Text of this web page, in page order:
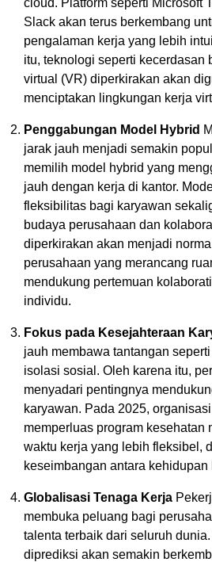
cloud. Platform seperti Microsoft
Slack akan terus berkembang
pengalaman kerja yang lebih
itu, teknologi seperti kecerdasan
virtual (VR) diperkirakan akan
menciptakan lingkungan kerja
Penggabungan Model Hybrid
jarak jauh menjadi semakin
memilih model hybrid yang
jauh dengan kerja di kantor.
fleksibilitas bagi karyawan
budaya perusahaan dan
diperkirakan akan menjadi
perusahaan yang merancang
mendukung pertemuan
individu.
Fokus pada Kesejahteraan
jauh membawa tantangan
isolasi sosial. Oleh karena itu,
menyadari pentingnya
karyawan. Pada 2025,
memperluas program kesehatan
waktu kerja yang lebih fleksibel,
keseimbangan antara
Globalisasi Tenaga Kerja
membuka peluang bagi
talenta terbaik dari seluruh
diprediksi akan semakin